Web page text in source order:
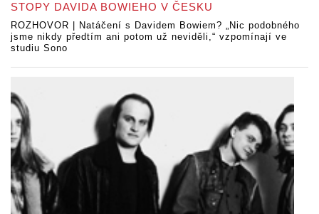
STOPY DAVIDA BOWIEHO V ČESKU
ROZHOVOR | Natáčení s Davidem Bowiem? „Nic podobného
jsme nikdy předtím ani potom už neviděli,“ vzpomínají ve
studiu Sono